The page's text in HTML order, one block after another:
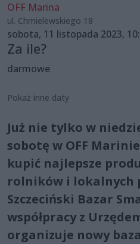
OFF Marina
ul. Chmielewskiego 18
sobota, 11 listopada 2023,
Za ile?
darmowe
Pokaż inne daty
Już nie tylko w
sobotę w OFF
kupić najlepsze
rolników i lokalnych
Szczeciński Bazar
współpracy z
organizuje nowy